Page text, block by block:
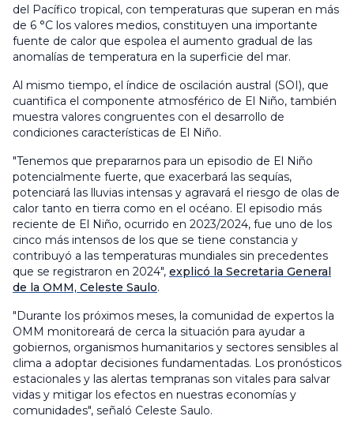
del Pacífico tropical, con temperaturas que superan en más
de 6 °C los valores medios, constituyen una importante
fuente de calor que espolea el aumento gradual de las
anomalías de temperatura en la superficie del mar.
Al mismo tiempo, el índice de oscilación austral (SOI), que
cuantifica el componente atmosférico de El Niño, también
muestra valores congruentes con el desarrollo de
condiciones características de El Niño.
"Tenemos que prepararnos para un episodio de El Niño
potencialmente fuerte, que exacerbará las sequías,
potenciará las lluvias intensas y agravará el riesgo de olas de
calor tanto en tierra como en el océano. El episodio más
reciente de El Niño, ocurrido en 2023/2024, fue uno de los
cinco más intensos de los que se tiene constancia y
contribuyó a las temperaturas mundiales sin precedentes
que se registraron en 2024", explicó la Secretaria General
de la OMM, Celeste Saulo.
"Durante los próximos meses, la comunidad de expertos la
OMM monitoreará de cerca la situación para ayudar a
gobiernos, organismos humanitarios y sectores sensibles al
clima a adoptar decisiones fundamentadas. Los pronósticos
estacionales y las alertas tempranas son vitales para salvar
vidas y mitigar los efectos en nuestras economías y
comunidades", señaló Celeste Saulo.